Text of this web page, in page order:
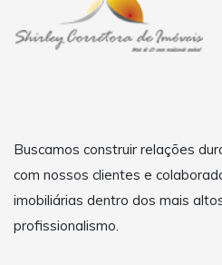
Buscamos construir relações
com nossos clientes e
imobiliárias dentro dos mais
profissionalismo.